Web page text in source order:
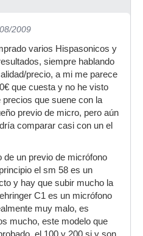
2009
varios Hispasonicos y
siempre hablando
precio, a mi me parece
que cuesta y no he visto
que suene con la
previo de micro, pero aún
comparar casi con un el
de un previo de micrófono
el sm 58 es un
y hay que subir mucho la
C1 es un micrófono
muy malo, es
mucho, este modelo que